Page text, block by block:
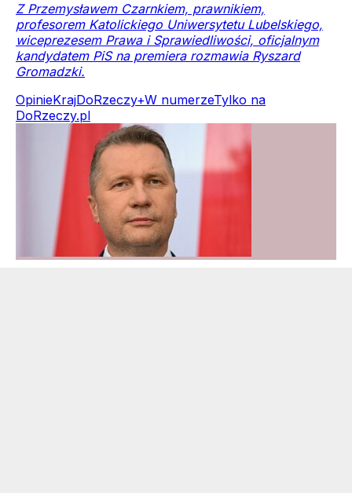
Z Przemysławem Czarnkiem, prawnikiem,
profesorem Katolickiego Uniwersytetu Lubelskiego,
wiceprezesem Prawa i Sprawiedliwości, oficjalnym
kandydatem PiS na premiera rozmawia Ryszard
Gromadzki.
OpinieKrajDoRzeczy+W numerzeTylko na
DoRzeczy.pl